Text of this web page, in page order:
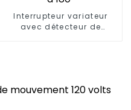
Interrupteur variateur
avec détecteur de